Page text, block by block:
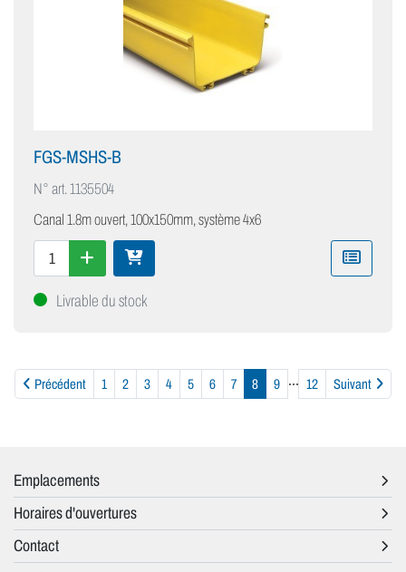
FGS-MSHS-B
N° art.1135504
Canal 1.8m ouvert, 100x150mm, système 4x6
Livrable du stock
PrécédentPrécédent
1 2 3 4 5 6 7 8 9 ... 12 Suivant
Emplacements
Horaires d'ouvertures
Contact